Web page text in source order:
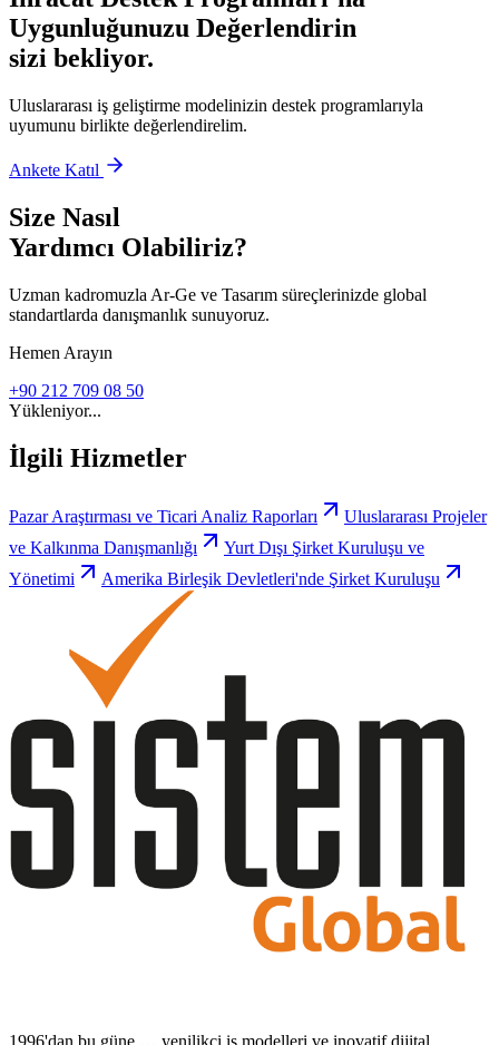
Uygunluğunuzu Değerlendirin
sizi bekliyor.
Uluslararası iş geliştirme modelinizin destek programlarıyla
uyumunu birlikte değerlendirelim.
Ankete Katıl
Size Nasıl
Yardımcı Olabiliriz?
Uzman kadromuzla Ar-Ge ve Tasarım süreçlerinizde global
standartlarda danışmanlık sunuyoruz.
Hemen Arayın
+90 212 709 08 50
Yükleniyor...
İlgili Hizmetler
Pazar Araştırması ve Ticari Analiz Raporları
Uluslararası Projeler
ve Kalkınma Danışmanlığı
Yurt Dışı Şirket Kuruluşu ve
Yönetimi
Amerika Birleşik Devletleri'nde Şirket Kuruluşu
1996'dan bu güne … yenilikçi iş modelleri ve inovatif dijital